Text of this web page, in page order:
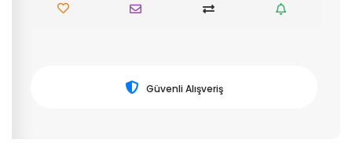
Güvenli Alışveriş